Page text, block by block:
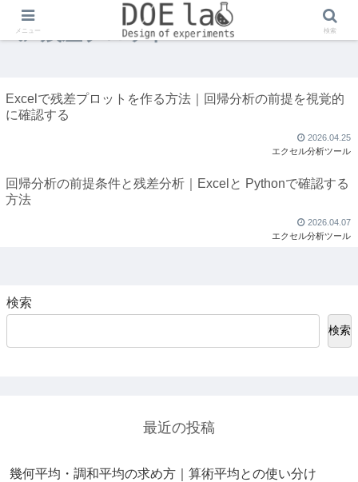
残差プロット
Excelで残差プロットを作る方法｜回帰分析の前提を視覚的
に確認する
2026.04.25
エクセル分析ツール
回帰分析の前提条件と残差分析｜Excelと Pythonで確認する
方法
2026.04.07
エクセル分析ツール
検索
検索
最近の投稿
幾何平均・調和平均の求め方｜算術平均との使い分け
メニュー 検索